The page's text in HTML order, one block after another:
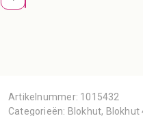
Artikelnummer: 1015432
Categorieën: Blokhut, Blokhut